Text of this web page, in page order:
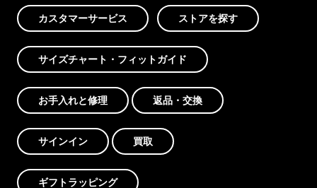
カスタマーサービス ストアを探す
サイズチャート・フィットガイド
お手入れと修理 返品・交換
サインイン 買取
ギフトラッピング